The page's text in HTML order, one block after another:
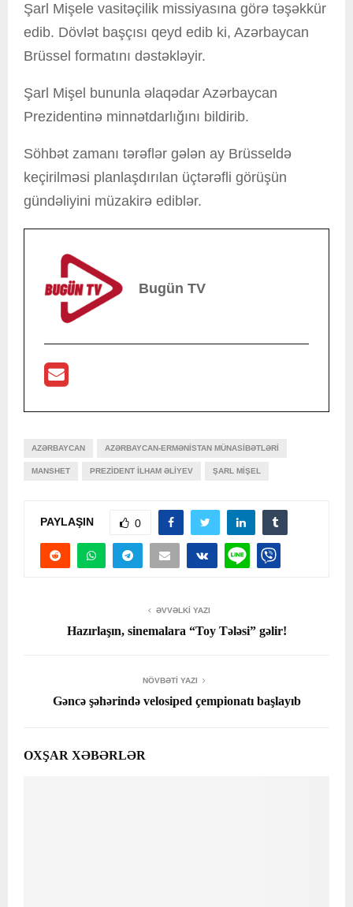
Şarl Mişele vasitəçilik missiyasına görə təşəkkür
edib. Dövlət başçısı qeyd edib ki, Azərbaycan
Brüssel formatını dəstəkləyir.
Şarl Mişel bununla əlaqədar Azərbaycan
Prezidentinə minnətdarlığını bildirib.
Söhbət zamanı tərəflər gələn ay Brüsseldə
keçirilməsi planlaşdırılan üçtərəfli görüşün
gündəliyini müzakirə ediblər.
Bugün TV
AZƏRBAYCAN AZƏRBAYCAN-ERMƏNISTAN MÜNASIBƏTLƏRI
MANSHET PREZİDENT İLHAM ƏLİYEV ŞARL MIŞEL
PAYLAŞIN 0
ƏVVƏLKI YAZI
Hazırlaşın, sinemalara “Toy Tələsi” gəlir!
NÖVBƏTI YAZI
Gəncə şəhərində velosiped çempionatı başlayıb
OXŞAR XƏBƏRLƏR